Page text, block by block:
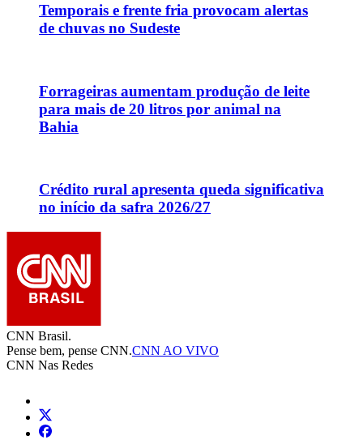
Temporais e frente fria provocam alertas
de chuvas no Sudeste
Forrageiras aumentam produção de leite
para mais de 20 litros por animal na
Bahia
Crédito rural apresenta queda significativa
no início da safra 2026/27
CNN Brasil.
Pense bem, pense CNN.CNN AO VIVO
CNN Nas Redes